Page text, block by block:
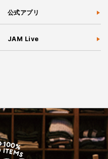
公式アプリ
JAM Live